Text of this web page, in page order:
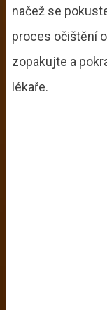
načež se
proces očištění
zopakujte a
lékaře.